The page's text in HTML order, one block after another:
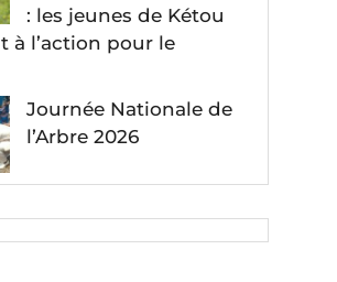
: les jeunes de Kétou
à l’action pour le
Journée Nationale de
l’Arbre 2026